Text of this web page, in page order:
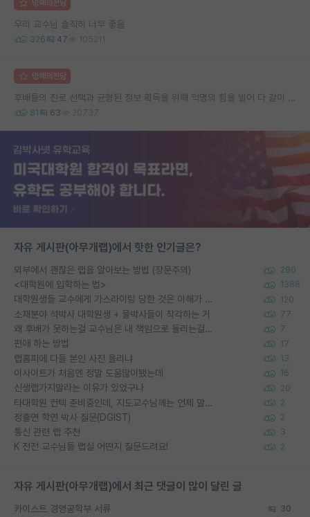
명예의전당
우리 교수님 솔직히 너무 좋음
326 47 105211
명예의전당
후배들의 진로 선택과 균형된 정보 획득을 위해 익명의 힘을 빌어 다 같이 연봉 공개 타임 한번 갖는 것 어때요?
81 63 20737
자유 게시판(아무개랩)에서 핫한 인기글은?
외부에서 괜찮은 랩을 알아보는 방법 (장문주의) 280
<대학원에 입학하는 법> 1388
대학원생들 교수에게 가스라이팅 당한 것은 이해가 갑니다. 안타깝네요. 120
소재분야 석박사 대학원생 + 물박사들이 착각하는 거 77
왜 후배가 못하는걸 교수님은 내 책임으로 돌리는걸까요? 7
편애 하는 방법 17
랩홈피에 다들 본인 사진 올리냐 13
이사이트가 처음엔 정말 도움많이됐는데 16
신생랩가지말라는 이유가 있었구나 20
타대학원 컨텍 준비중인데, 지도교수님께는 언제 말씀드려야 할까요? 2
정출연 학연 박사 질문(DGIST) 2
통신 관련 랩 추천 3
K 전전 교수님들 랩실 어떤지 질문드려요! 2
자유 게시판(아무개랩)에서 최근 댓글이 많이 달린 글
카이스트 경영공학부 서류 30